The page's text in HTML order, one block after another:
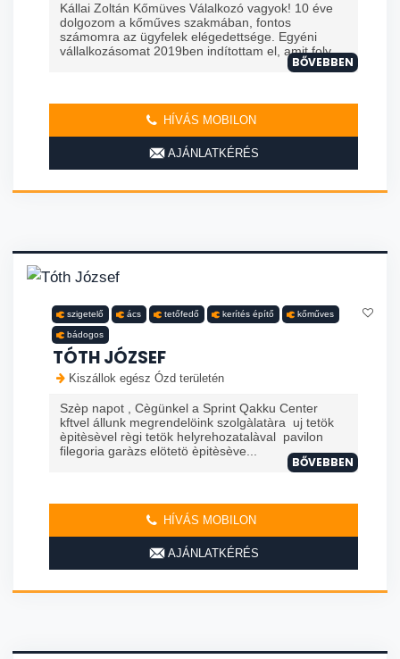
Kállai Zoltán Kőmüves Válalkozó vagyok! 10 éve
dolgozom a kőműves szakmában, fontos
számomra az ügyfelek elégedettsége. Egyéni
vállalkozásomat 2019ben indítottam el, amit foly...
BŐVEBBEN
HÍVÁS MOBILON
AJÁNLATKÉRÉS
szigetelő ács tetőfedő kerítés építő kőműves
bádogos
TÓTH JÓZSEF
Kiszállok egész Ózd területén
Szèp napot , Cègünkel a Sprint Qakku Center
kftvel állunk megrendelöink szolgàlatàra uj tetök
èpitèsèvel règi tetök helyrehozatalàval pavilon
filegoria garàzs elötetö èpitèsève...
BŐVEBBEN
HÍVÁS MOBILON
AJÁNLATKÉRÉS